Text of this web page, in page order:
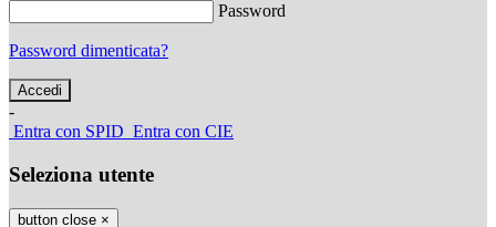
Password
Password dimenticata?
-
Entra con SPID Entra con CIE
Seleziona utente
button close ×